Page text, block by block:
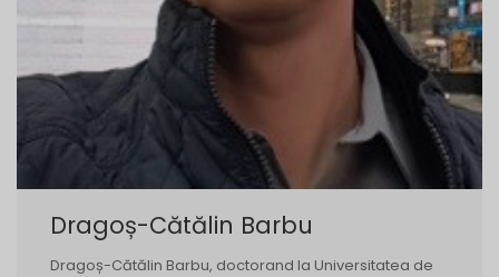
Dragoș-Cătălin Barbu
Dragoș-Cătălin Barbu, doctorand la Universitatea de